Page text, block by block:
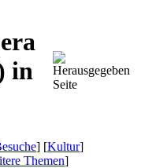
in
] [Kultur]
Themen]